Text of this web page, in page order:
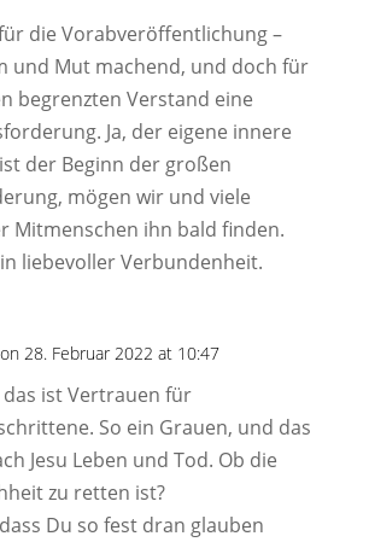
die Vorabveröffentlichung –
und Mut machend, und doch für
begrenzten Verstand eine
Ja, der eigene innere
der Beginn der großen
mögen wir und viele
Mitmenschen ihn bald finden.
liebevoller Verbundenheit.
on 28. Februar 2022 at 10:47
das ist Vertrauen für
So ein Grauen, und das
Jesu Leben und Tod. Ob die
zu retten ist?
Du so fest dran glauben